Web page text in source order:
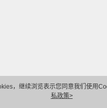
，继续浏览表示您同意我们使用
私政策>